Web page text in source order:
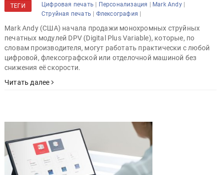
ТЕГИ Цифровая печать | Персонализация | Mark Andy|
Струйная печать | Флексография |
Mark Andy (США) начала продажи монохромных струйных
печатных модулей DPV (Digital Plus Variable), которые, по
словам производителя, могут работать практически с любой
цифровой, флексографской или отделочной машиной без
снижения её скорости.
Читать далее